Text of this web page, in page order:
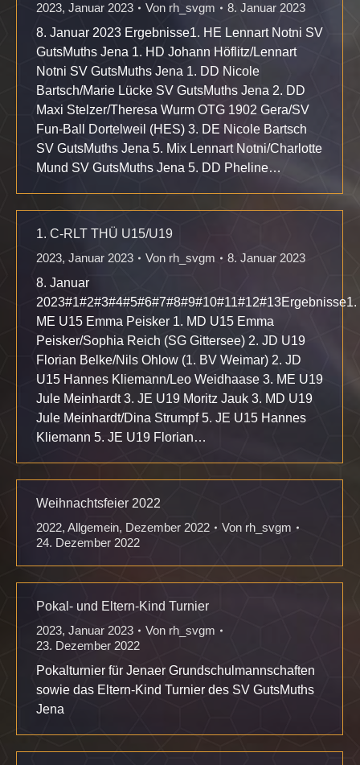
2023, Januar 2023 Von rh_svgm
8. Januar 2023
8. Januar 2023 Ergebnisse1. HE Lennart Notni SV
GutsMuths Jena 1. HD Johann Höflitz/Lennart
Notni SV GutsMuths Jena 1. DD Nicole
Bartsch/Marie Lücke SV GutsMuths Jena 2. DD
Maxi Stelzer/Theresa Wurm OTG 1902 Gera/SV
Fun-Ball Dortelweil (HES) 3. DE Nicole Bartsch
SV GutsMuths Jena 5. Mix Lennart Notni/Charlotte
Mund SV GutsMuths Jena 5. DD Pheline…
1. C-RLT THÜ U15/U19
2023, Januar 2023 Von rh_svgm
8. Januar 2023
8. Januar
2023#1#2#3#4#5#6#7#8#9#10#11#12#13Ergebnisse1.
ME U15 Emma Peisker 1. MD U15 Emma
Peisker/Sophia Reich (SG Gittersee) 2. JD U19
Florian Belke/Nils Ohlow (1. BV Weimar) 2. JD
U15 Hannes Kliemann/Leo Weidhaase 3. ME U19
Jule Meinhardt 3. JE U19 Moritz Jauk 3. MD U19
Jule Meinhardt/Dina Strumpf 5. JE U15 Hannes
Kliemann 5. JE U19 Florian…
Weihnachtsfeier 2022
2022, Allgemein, Dezember 2022 Von rh_svgm
24. Dezember 2022
Pokal- und Eltern-Kind Turnier
2023, Januar 2023 Von rh_svgm
23. Dezember 2022
Pokalturnier für Jenaer Grundschulmannschaften
sowie das Eltern-Kind Turnier des SV GutsMuths
Jena